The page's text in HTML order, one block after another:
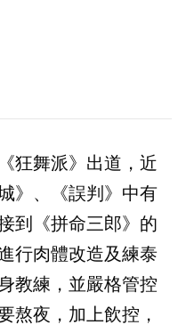
狂舞派》出道，近
》、《誤判》中有
到《拼命三郎》的
行肉體改造及練泰
教練，並嚴格管控
熬夜，加上飲控，